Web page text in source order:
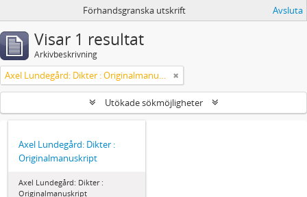
Förhandsgranska utskrift Avsluta
Visar 1 resultat
Arkivbeskrivning
Axel Lundegård: Dikter : Originalmanuskript
Utökade sökmöjligheter
Axel Lundegård: Dikter :
Originalmanuskript
Axel Lundegård: Dikter :
Originalmanuskript